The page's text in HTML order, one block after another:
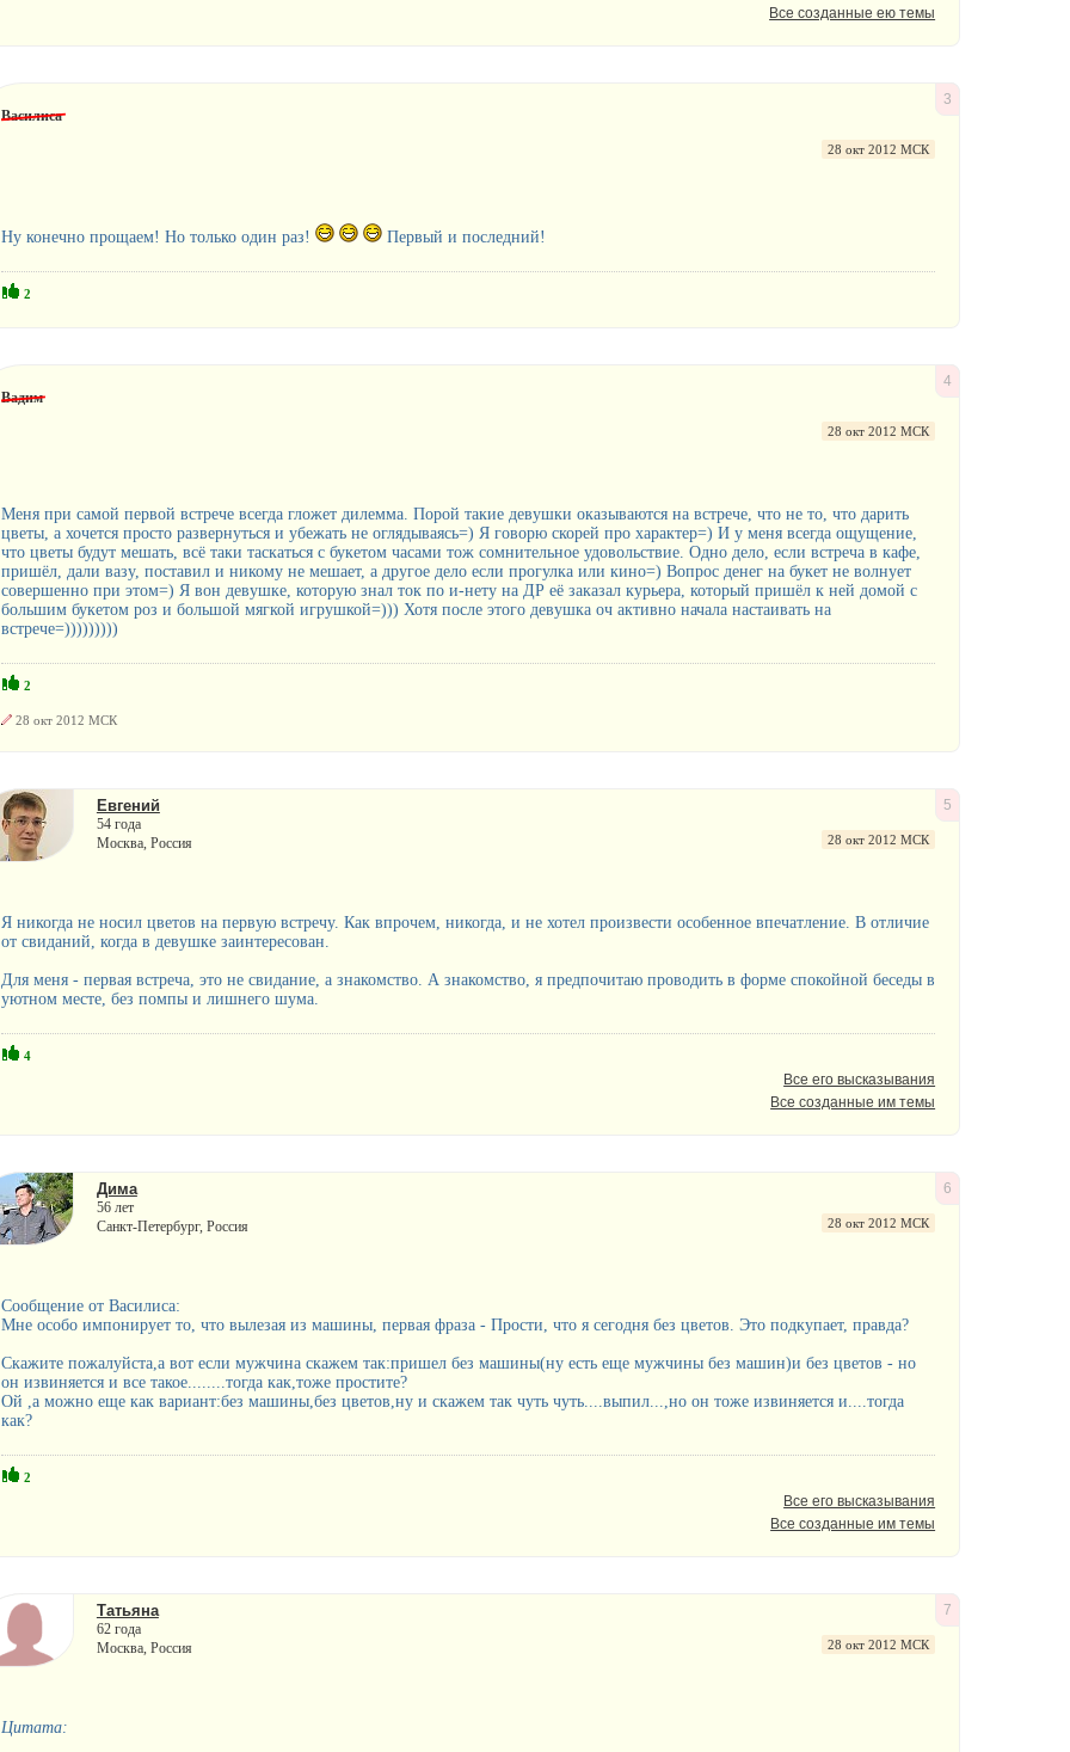
Все созданные ею темы
3
Василиса
28 окт 2012 МСК
Ну конечно прощаем! Но только один раз! Первый и последний!
2
4
Вадим
28 окт 2012 МСК
Меня при самой первой встрече всегда гложет дилемма. Порой такие девушки оказываются на встрече, что не то, что дарить
цветы, а хочется просто развернуться и убежать не оглядываясь=) Я говорю скорей про характер=) И у меня всегда ощущение,
что цветы будут мешать, всё таки таскаться с букетом часами тож сомнительное удовольствие. Одно дело, если встреча в кафе,
пришёл, дали вазу, поставил и никому не мешает, а другое дело если прогулка или кино=) Вопрос денег на букет не волнует
совершенно при этом=) Я вон девушке, которую знал ток по и-нету на ДР её заказал курьера, который пришёл к ней домой с
большим букетом роз и большой мягкой игрушкой=))) Хотя после этого девушка оч активно начала настаивать на
встрече=)))))))))
2
28 окт 2012 МСК
5
Евгений
54 года
Москва, Россия
28 окт 2012 МСК
Я никогда не носил цветов на первую встречу. Как впрочем, никогда, и не хотел произвести особенное впечатление. В отличие
от свиданий, когда в девушке заинтересован.
Для меня - первая встреча, это не свидание, а знакомство. А знакомство, я предпочитаю проводить в форме спокойной беседы в
уютном месте, без помпы и лишнего шума.
4
Все его высказывания
Все созданные им темы
6
Дима
56 лет
Санкт-Петербург, Россия
28 окт 2012 МСК
Сообщение от Василиса:
Мне особо импонирует то, что вылезая из машины, первая фраза - Прости, что я сегодня без цветов. Это подкупает, правда?
Скажите пожалуйста,а вот если мужчина скажем так:пришел без машины(ну есть еще мужчины без машин)и без цветов - но
он извиняется и все такое........тогда как,тоже простите?
Ой ,а можно еще как вариант:без машины,без цветов,ну и скажем так чуть чуть....выпил...,но он тоже извиняется и....тогда
как?
2
Все его высказывания
Все созданные им темы
7
Татьяна
62 года
Москва, Россия
28 окт 2012 МСК
Цитата: